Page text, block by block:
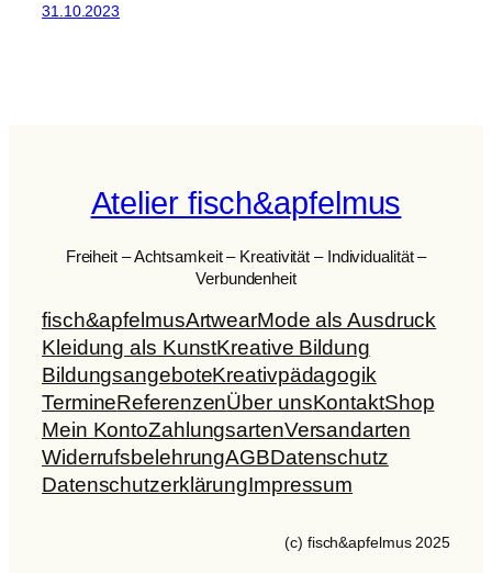
31.10.2023
Atelier fisch&apfelmus
Freiheit – Achtsamkeit – Kreativität – Individualität –
Verbundenheit
fisch&apfelmusArtwearMode als Ausdruck
Kleidung als KunstKreative Bildung
BildungsangeboteKreativpädagogik
TermineReferenzenÜber unsKontaktShop
Mein KontoZahlungsartenVersandarten
WiderrufsbelehrungAGBDatenschutz
DatenschutzerklärungImpressum
(c) fisch&apfelmus 2025